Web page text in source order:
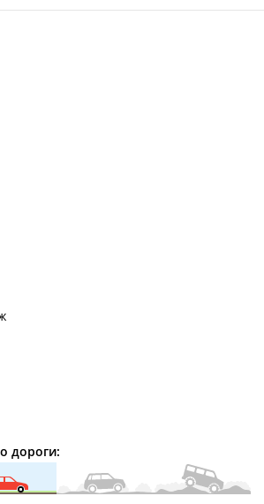
дороги: